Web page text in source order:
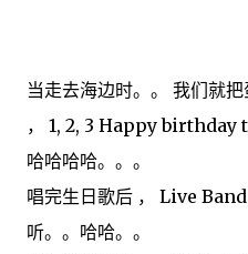
当走去海边时。。 我们就
， 1, 2, 3 Happy birthday
哈哈哈哈。。。
唱完生日歌后 ， Live
听。。哈哈。。